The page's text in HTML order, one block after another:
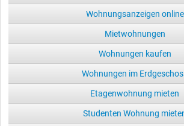
Wohnungsanzeigen online
Mietwohnungen
Wohnungen kaufen
Wohnungen im
Etagenwohnung mieten
Studenten Wohnung